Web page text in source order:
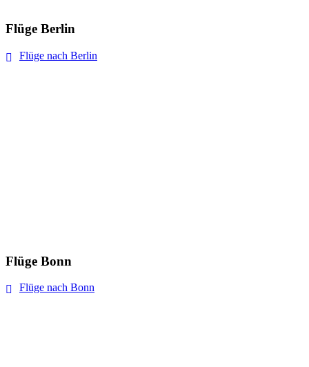
Flüge Berlin
Flüge nach Berlin
Flüge Bonn
Flüge nach Bonn